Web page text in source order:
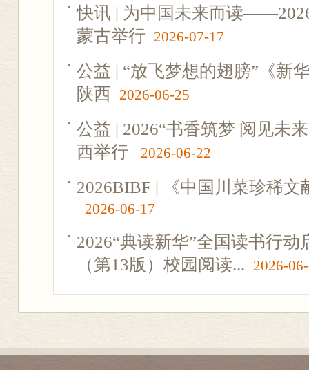
快讯 | 为中国未来而读
蒙古举行 2026-07-17
公益 | “放飞梦想的翅膀”《新
陕西 2026-06-25
公益 | 2026“书香筑梦 阅见未
西举行
2026-06-22
2026BIBF | 《中国川菜珍稀
2026-06-17
2026“典读新华”全国读书行
（第13版）校园阅读... 2026-